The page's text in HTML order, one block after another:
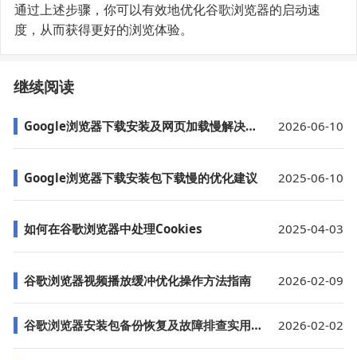
通过上述步骤，你可以有效地优化谷歌浏览器的启动速
度，从而获得更好的浏览体验。
继续阅读
Google浏览器下载安装及网页加载慢解决教程 2026-06-10
Google浏览器下载安装包下载慢的优化建议 2025-06-10
如何在谷歌浏览器中处理Cookies 2025-04-03
谷歌浏览器视频播放缓冲优化操作方法指南 2026-02-09
谷歌浏览器安装包备份恢复及故障排查实用经验分享 2026-02-02